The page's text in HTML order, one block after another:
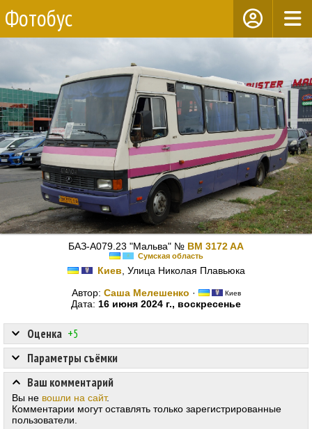
Фотобус
БАЗ-А079.23 "Мальва" № BM 3172 AA
Сумская область
Киев , Улица Николая Плавьюка
Автор: Саша Мелешенко · Киев
Дата: 16 июня 2024 г., воскресенье
Оценка +5
Параметры съёмки
Ваш комментарий
Вы не вошли на сайт.
Комментарии могут оставлять только зарегистрированные
пользователи.